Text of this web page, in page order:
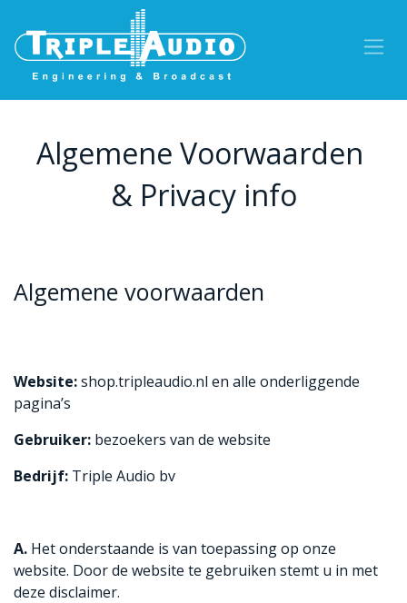
Overslaan naar inhoud
Algemene Voorwaarden
& Privacy info
Algemene voorwaarden
Website:shop.tripleaudio.nl en alle onderliggende
pagina’s
Gebruiker: bezoekers van de website
Bedrijf: Triple Audio bv
A. Het onderstaande is van toepassing op onze
website. Door de website te gebruiken stemt u in met
deze disclaimer.